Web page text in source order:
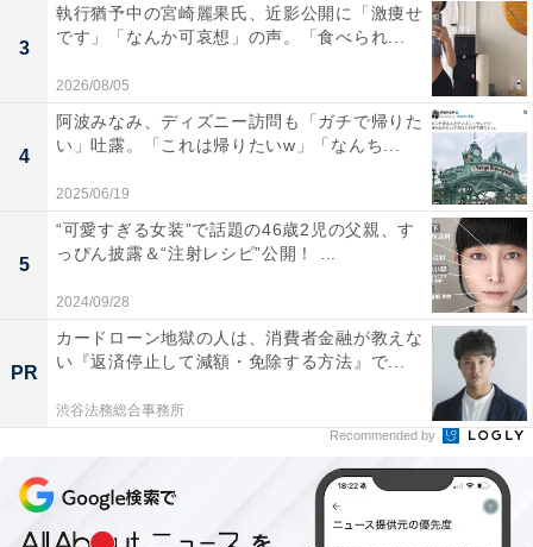
3
執行猶予中の宮崎麗果氏、近影公開に「激痩せ
です」「なんか可哀想」の声。「食べられ...
2026/08/05
4
阿波みなみ、ディズニー訪問も「ガチで帰りた
い」吐露。「これは帰りたいw」「なんち...
2025/06/19
5
“可愛すぎる女装”で話題の46歳2児の父親、す
っぴん披露＆“注射レシピ”公開！ ...
2024/09/28
PR
カードローン地獄の人は、消費者金融が教えな
い『返済停止して減額・免除する方法』で...
渋谷法務総合事務所
Recommended by